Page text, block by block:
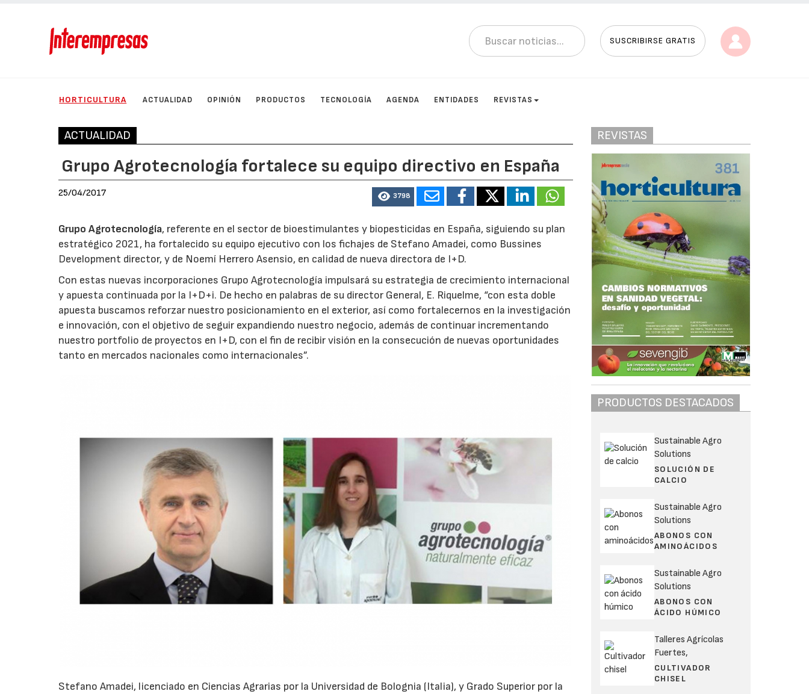
SUSCRIBIRSE GRATIS
HORTICULTURA ACTUALIDAD OPINIÓN PRODUCTOS TECNOLOGÍA AGENDA ENTIDADES REVISTAS
ACTUALIDAD
Grupo Agrotecnología fortalece su equipo directivo en España
25/04/2017 3798
Grupo Agrotecnología, referente en el sector de bioestimulantes y biopesticidas en España, siguiendo su plan
estratégico 2021, ha fortalecido su equipo ejecutivo con los fichajes de Stefano Amadei, como Bussines
Development director, y de Noemí Herrero Asensio, en calidad de nueva directora de I+D.
Con estas nuevas incorporaciones Grupo Agrotecnología impulsará su estrategia de crecimiento internacional
y apuesta continuada por la I+D+i. De hecho en palabras de su director General, E. Riquelme, “con esta doble
apuesta buscamos reforzar nuestro posicionamiento en el exterior, así como fortalecernos en la investigación
e innovación, con el objetivo de seguir expandiendo nuestro negocio, además de continuar incrementando
nuestro portfolio de proyectos en I+D, con el fin de recibir visión en la consecución de nuevas oportunidades
tanto en mercados nacionales como internacionales”.
Stefano Amadei, licenciado en Ciencias Agrarias por la Universidad de Bolognia (Italia), y Grado Superior por la
REVISTAS
PRODUCTOS DESTACADOS
Sustainable Agro
Solutions
SOLUCIÓN DE
CALCIO
Sustainable Agro
Solutions
ABONOS CON
AMINOÁCIDOS
Sustainable Agro
Solutions
ABONOS CON
ÁCIDO HÚMICO
Talleres Agrícolas
Fuertes,
CULTIVADOR
CHISEL